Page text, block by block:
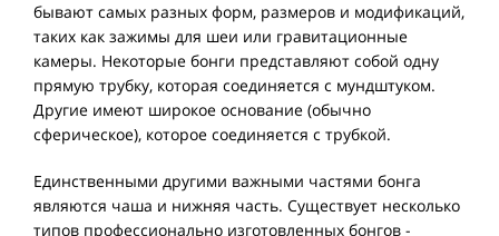
бывают самых разных форм, размеров и модификаций,
таких как зажимы для шеи или гравитационные
камеры. Некоторые бонги представляют собой одну
прямую трубку, которая соединяется с мундштуком.
Другие имеют широкое основание (обычно
сферическое), которое соединяется с трубкой.
Единственными другими важными частями бонга
являются чаша и нижняя часть. Существует несколько
типов профессионально изготовленных бонгов -